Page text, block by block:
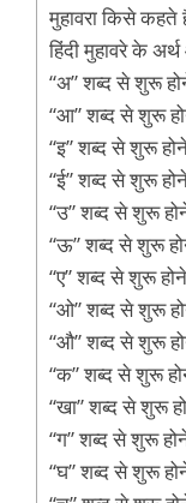
मुहावरा किसे कहते
हिंदी मुहावरे के
“अ” शब्द से शुरू
“आ” शब्द से शुरू
“इ” शब्द से शुरू
“ई” शब्द से शुरू
“उ” शब्द से शुरू
“ऊ” शब्द से शुरू
“ए” शब्द से शुरू
“ओ” शब्द से शुरू
“औ” शब्द से शुरू
“क” शब्द से शुरू
“खा” शब्द से शुरू
“ग” शब्द से शुरू
“घ” शब्द से शुरू